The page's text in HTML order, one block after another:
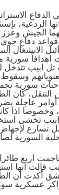
الردعية،
الجيش وعزز
وقواعد دفاع
الانشغال
اهدافاً سورية
تل ابيب تتدخل
وسقوط
سورية
التنقل، كان
أوامر عاجلة
وخصوصا اذا
تخشى
بل تسارع
السورية
اربع
قالت انها
أكدت ان
عسكرية